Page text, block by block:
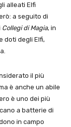
alleati Elfi
a seguito di
Collegi di Magia, in
doti degli Elfi,
il più
è anche un abile
è uno dei più
a batterie di
in campo